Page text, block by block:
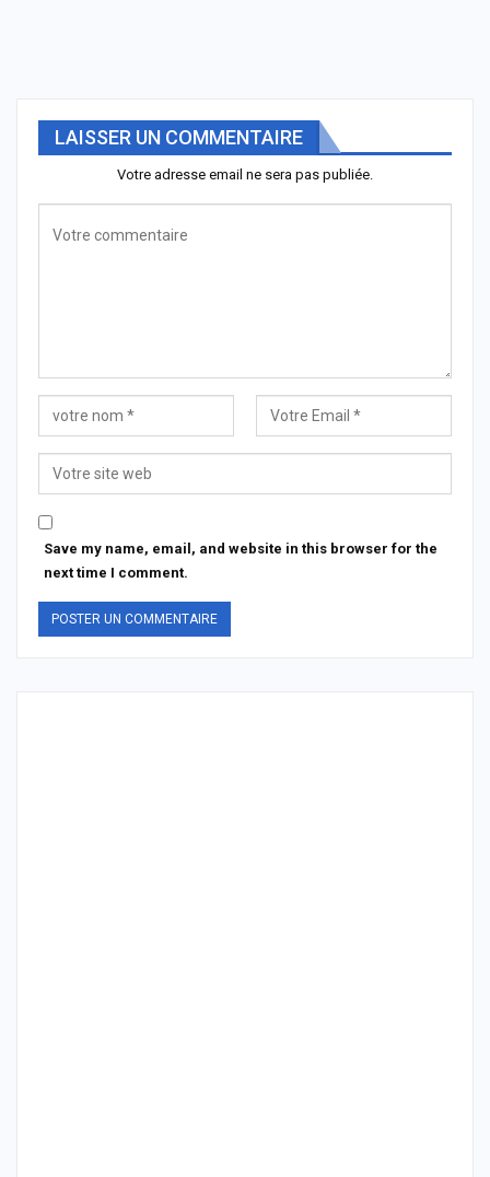
LAISSER UN COMMENTAIRE
Votre adresse email ne sera pas publiée.
Save my name, email, and website in this browser for the
next time I comment.